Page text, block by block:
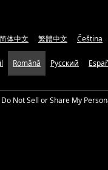
简体中文 繁體中文 Čeština
Română Русский
Do Not Sell or Share My